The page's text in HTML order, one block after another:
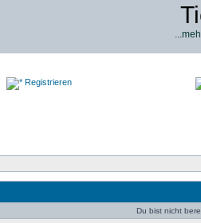
Registrieren
Du bist nicht